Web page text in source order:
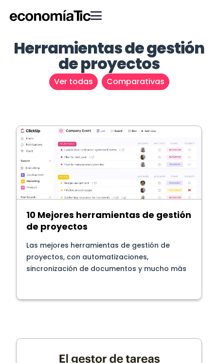
Herramientas de gestión
de proyectos
Ver todas Comparativas
10 Mejores herramientas de gestión
de proyectos
Las mejores herramientas de gestión de
proyectos, con automatizaciones,
sincronización de documentos y mucho más